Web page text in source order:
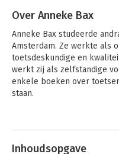
Over Anneke Bax
Anneke Bax studeerde
Amsterdam. Ze werkte als
toetsdeskundige en
werkt zij als zelfstandige
enkele boeken over
staan.
Andere boeken
Inhoudsopgave